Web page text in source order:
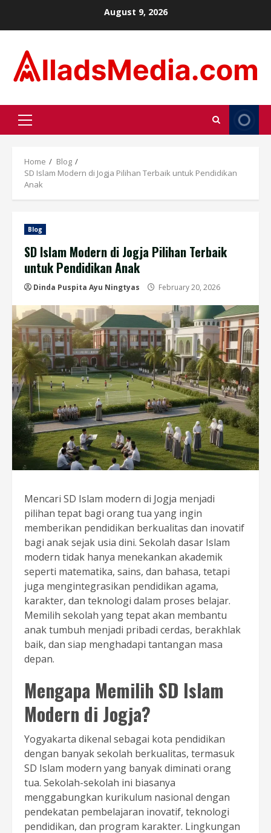
August 9, 2026
Primary
Menu
Home
Blog
SD Islam Modern di Jogja Pilihan Terbaik untuk Pendidikan
Anak
Blog
SD Islam Modern di Jogja Pilihan Terbaik
untuk Pendidikan Anak
Dinda Puspita Ayu Ningtyas February 20, 2026
Mencari SD Islam modern di Jogja menjadi
pilihan tepat bagi orang tua yang ingin
memberikan pendidikan berkualitas dan inovatif
bagi anak sejak usia dini. Sekolah dasar Islam
modern tidak hanya menekankan akademik
seperti matematika, sains, dan bahasa, tetapi
juga mengintegrasikan pendidikan agama,
karakter, dan teknologi dalam proses belajar.
Memilih sekolah yang tepat akan membantu
anak tumbuh menjadi pribadi cerdas, berakhlak
baik, dan siap menghadapi tantangan masa
depan.
Mengapa Memilih SD Islam
Modern di Jogja?
Yogyakarta dikenal sebagai kota pendidikan
dengan banyak sekolah berkualitas, termasuk
SD Islam modern yang banyak diminati orang
tua. Sekolah-sekolah ini biasanya
menggabungkan kurikulum nasional dengan
pendekatan pembelajaran inovatif, teknologi
pendidikan, dan program karakter. Lingkungan